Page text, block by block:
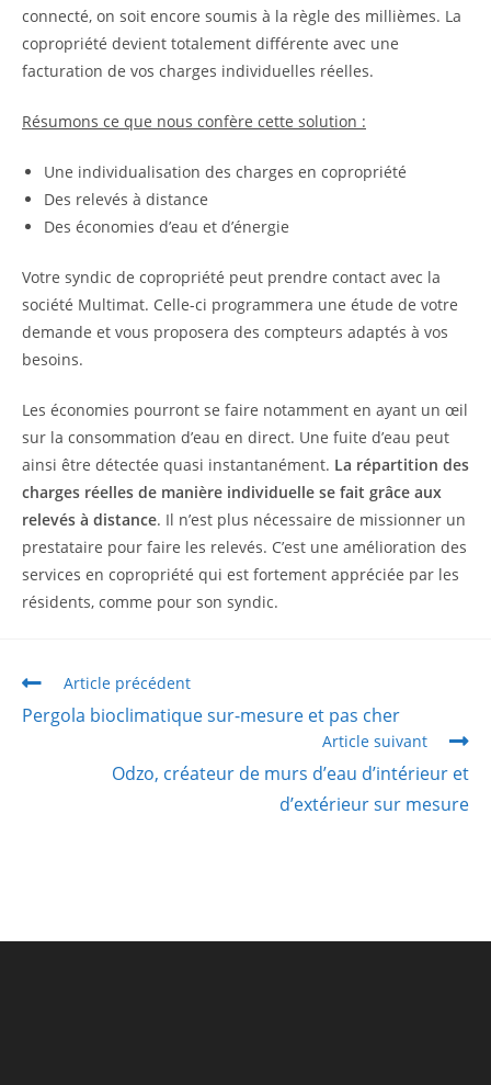
connecté, on soit encore soumis à la règle des millièmes. La
copropriété devient totalement différente avec une
facturation de vos charges individuelles réelles.
Résumons ce que nous confère cette solution :
Une individualisation des charges en copropriété
Des relevés à distance
Des économies d’eau et d’énergie
Votre syndic de copropriété peut prendre contact avec la
société Multimat. Celle-ci programmera une étude de votre
demande et vous proposera des compteurs adaptés à vos
besoins.
Les économies pourront se faire notamment en ayant un œil
sur la consommation d’eau en direct. Une fuite d’eau peut
ainsi être détectée quasi instantanément. La répartition des
charges réelles de manière individuelle se fait grâce aux
relevés à distance. Il n’est plus nécessaire de missionner un
prestataire pour faire les relevés. C’est une amélioration des
services en copropriété qui est fortement appréciée par les
résidents, comme pour son syndic.
Article précédent
Pergola bioclimatique sur-mesure et pas cher
Article suivant
Odzo, créateur de murs d’eau d’intérieur et
d’extérieur sur mesure